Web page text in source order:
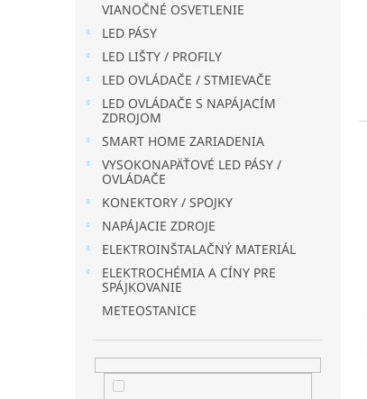
VIANOČNÉ OSVETLENIE
LED PÁSY
LED LIŠTY / PROFILY
LED OVLÁDAČE / STMIEVAČE
LED OVLÁDAČE S NAPÁJACÍM
ZDROJOM
SMART HOME ZARIADENIA
VYSOKONAPÄŤOVÉ LED PÁSY /
OVLÁDAČE
KONEKTORY / SPOJKY
NAPÁJACIE ZDROJE
ELEKTROINŠTALAČNÝ MATERIÁL
ELEKTROCHÉMIA A CÍNY PRE
SPÁJKOVANIE
METEOSTANICE